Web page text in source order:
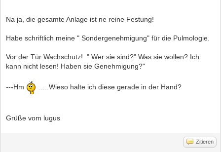
Na ja, die gesamte Anlage ist ne reine Festung!
Habe schriftlich meine " Sondergenehmigung" für die Pulmologie.
Vor der Tür Wachschutz! " Wer sie sind?" Was sie wollen? Ich
kann nicht lesen! Haben sie Genehmigung?"
---Hm …..Wieso halte ich diese gerade in der Hand?
Grüße vom lugus
Zitieren